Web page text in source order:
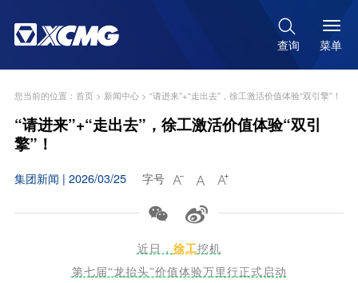

查询 菜单
您当前的位置： 首页 > 新闻中心> “请进来”+“走出去”，徐工激活价值体验“双引擎”！
“请进来”+“走出去”，徐工激活价值体验“双引
擎”！
集团新闻 | 2026/03/25 字号   
 
近日， 徐工挖机
第七届“龙抬头”价值体验万里行正式启动